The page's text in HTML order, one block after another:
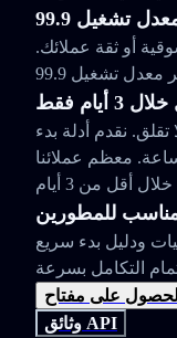
أو ثقة عملائك.
فقط
نقدم أدلة بدء
معظم عملائنا
للمطورين
ودليل بدء سريع
وثائق API